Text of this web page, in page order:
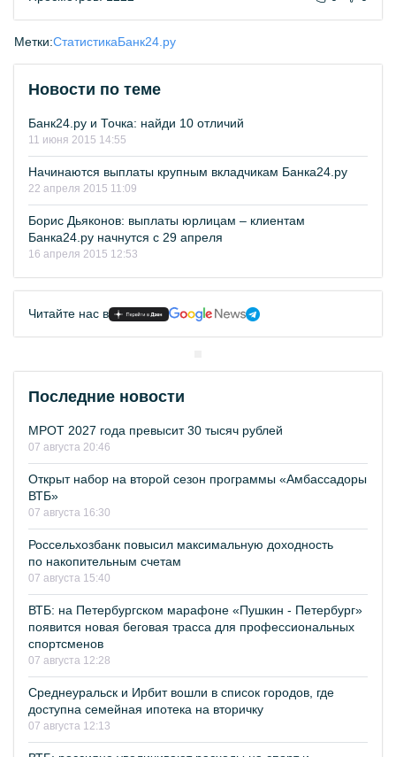
Метки:СтатистикаБанк24.ру
Новости по теме
Банк24.ру и Точка: найди 10 отличий
11 июня 2015 14:55
Начинаются выплаты крупным вкладчикам Банка24.ру
22 апреля 2015 11:09
Борис Дьяконов: выплаты юрлицам – клиентам
Банка24.ру начнутся с 29 апреля
16 апреля 2015 12:53
Читайте нас в
Последние новости
МРОТ 2027 года превысит 30 тысяч рублей
07 августа 20:46
Открыт набор на второй сезон программы «Амбассадоры
ВТБ»
07 августа 16:30
Россельхозбанк повысил максимальную доходность
по накопительным счетам
07 августа 15:40
ВТБ: на Петербургском марафоне «Пушкин - Петербург»
появится новая беговая трасса для профессиональных
спортсменов
07 августа 12:28
Среднеуральск и Ирбит вошли в список городов, где
доступна семейная ипотека на вторичку
07 августа 12:13